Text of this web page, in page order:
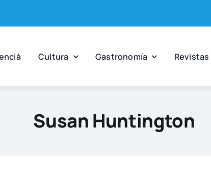
Cul­tu­ra Gas­tro­no­mía Revis­tas
Susan Huntington